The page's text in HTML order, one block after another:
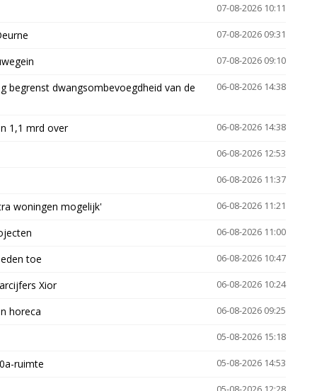
07-08-2026 10:11
07-08-2026 09:31
07-08-2026 09:10
06-08-2026 14:38
begrenst dwangsombevoegdheid van de
06-08-2026 14:38
1,1 mrd over
06-08-2026 12:53
06-08-2026 11:37
06-08-2026 11:21
woningen mogelijk'
06-08-2026 11:00
06-08-2026 10:47
toe
06-08-2026 10:24
Xior
06-08-2026 09:25
horeca
05-08-2026 15:18
05-08-2026 14:53
ruimte